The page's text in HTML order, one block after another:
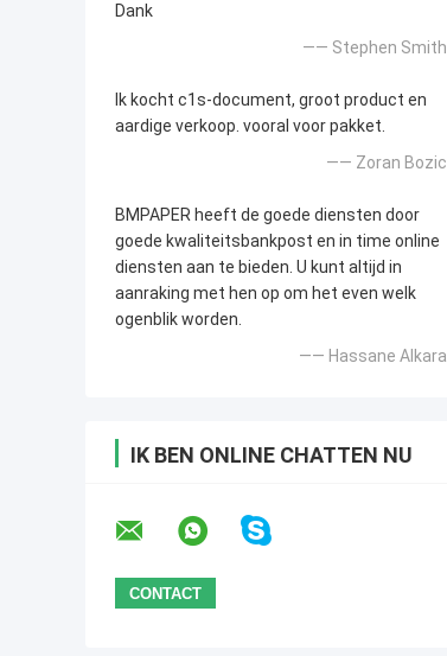
Dank
—— Stephen Smith
Ik kocht c1s-document, groot product en
aardige verkoop. vooral voor pakket.
—— Zoran Bozic
BMPAPER heeft de goede diensten door
goede kwaliteitsbankpost en in time online
diensten aan te bieden. U kunt altijd in
aanraking met hen op om het even welk
ogenblik worden.
—— Hassane Alkara
IK BEN ONLINE CHATTEN NU